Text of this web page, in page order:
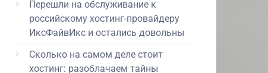
Перешли на обслуживание к
российскому хостинг-провайдеру
ИксФайвИкс и остались довольны
Сколько на самом деле стоит
хостинг: разоблачаем тайны